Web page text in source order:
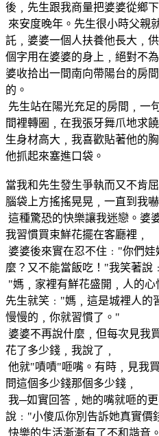
後﹐先生跟我商量把婆婆從鄉
來安度晚年。先生很小時父親
託﹐婆婆一個人扶養他長大﹐
個字用在婆婆的身上﹐絕對不
婆收拾出一間南向帶陽台的房
的。
先生站在陽光充足的房間﹐一
間裡轉圈﹐在我張牙舞爪地求
生身材高大﹐我喜歡貼著他的
他抓起來塞進口袋。
當我和先生發生爭執而又不肯
腦袋上方搖搖晃晃﹐一直到我
這種驚恐的快樂讓我迷戀。婆
我習慣買束鮮花擺在客廳裡﹐
婆婆後來實在忍不住﹕"你們
麼？又不能當飯吃！"我笑著說﹕
"媽﹐家裡有鮮花盛開﹐人的心
先生就笑﹕"媽﹐這是城裡人的
慢慢的﹐你就習慣了。"
婆婆不再說什麼﹐但每次見我
花了多少錢﹐我說了﹐
他就"嘖嘖"咂嘴。有時﹐見我
問這個多少錢那個多少錢﹐
我─如實回答﹐她的嘴就咂的
說﹕"小傻瓜你別告訴她真實價
快樂的生活漸漸有了不和諧音。